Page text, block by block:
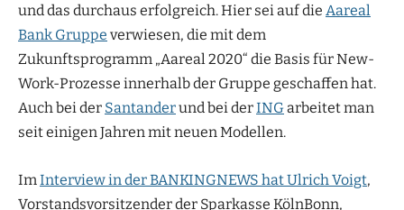
und das durchaus erfolgreich. Hier sei auf die Aareal
Bank Gruppe verwiesen, die mit dem
Zukunftsprogramm „Aareal 2020“ die Basis für New-
Work-Prozesse innerhalb der Gruppe geschaffen hat.
Auch bei der Santanderund bei derINGarbeitet man
seit einigen Jahren mit neuen Modellen.
ImInterview in der BANKINGNEWS hat Ulrich Voigt,
Vorstandsvorsitzender der Sparkasse KölnBonn,